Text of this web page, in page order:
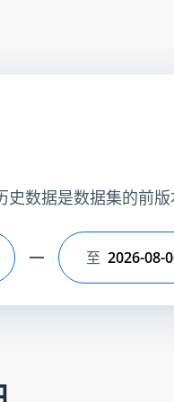
史数据是数据集的前
选择结束日期
至